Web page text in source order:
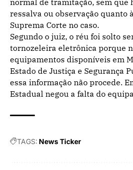
ressalva ou observação quanto
Suprema Corte no caso.
Segundo o juiz, o réu foi solto
tornozeleira eletrônica porque
equipamentos disponíveis em
Estado de Justiça e Segurança
essa informação não procede.
Estadual negou a falta do
TAGS: News Ticker